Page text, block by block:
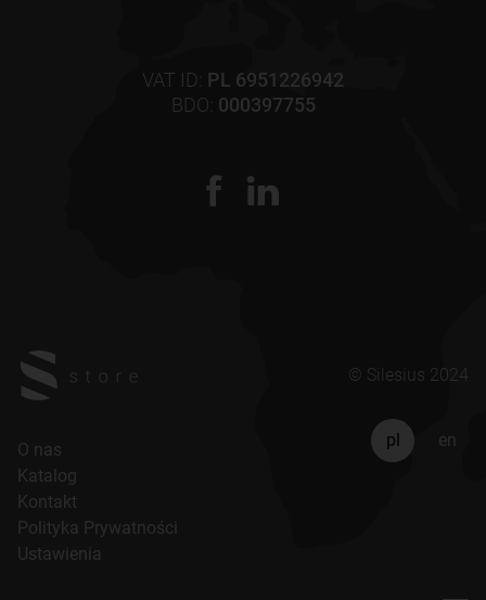
VAT ID: PL 6951226942
BDO: 000397755
© Silesius 2024
O nas
Katalog
Kontakt
Polityka Prywatności
Ustawienia
pl en